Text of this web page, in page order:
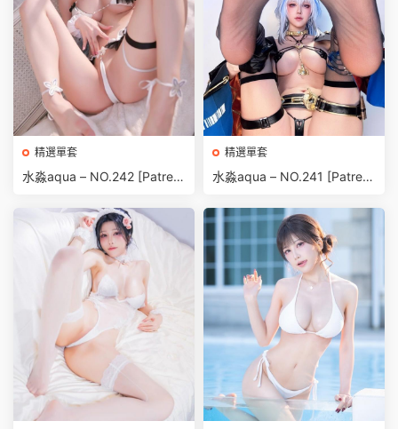
精選單套
水淼aqua – NO.242 [Patreo
(Honkai Imapct3) [52P-69M
B]
精選單套
水淼aqua – NO.241 [Patreo
lbrena) [41P-59MB]